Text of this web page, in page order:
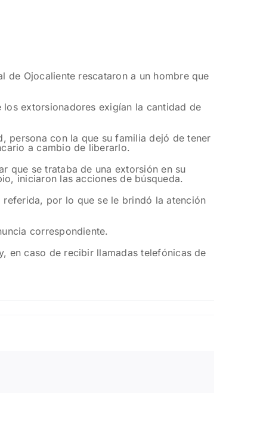
de Ojocaliente rescataron a un hombre que
extorsionadores exigían la cantidad de
persona con la que su familia dejó de tener
a cambio de liberarlo.
que se trataba de una extorsión en su
iniciaron las acciones de búsqueda.
por lo que se le brindó la atención
correspondiente.
en caso de recibir llamadas telefónicas de